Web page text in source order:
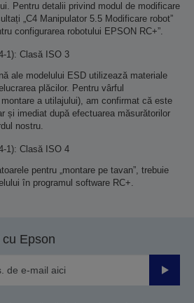
Pentru detalii privind modul de modificare
„C4 Manipulator 5.5 Modificare robot”
configurarea robotului EPSON RC+”.
1): Clasă ISO 3
ale modelului ESD utilizează materiale
plăcilor. Pentru vârful
a utilajului), am confirmat că este
și imediat după efectuarea măsurătorilor
nostru.
1): Clasă ISO 4
pentru „montare pe tavan”, trebuie
în programul software RC+.
Epson